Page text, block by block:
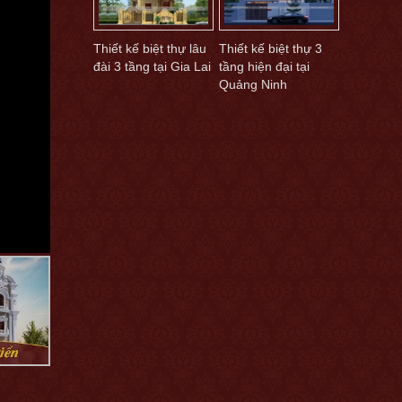
Thiết kế biệt thự lâu
đài 3 tầng tại Gia Lai
Thiết kế biệt thự 3
tầng hiện đại tại
Quảng Ninh